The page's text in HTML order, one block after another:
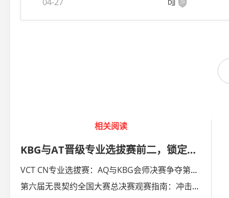
DJJ
相关阅读
KBG与AT晋级专业选拔赛前二，锁定VCTCN第二赛段季后赛入围赛
VCT CN专业选拔赛：AQ与KBG会师决赛争夺第一张VCT入围赛门票
第六届无畏契约全国大赛总决赛观赛指南：冲击上海冠军赛！